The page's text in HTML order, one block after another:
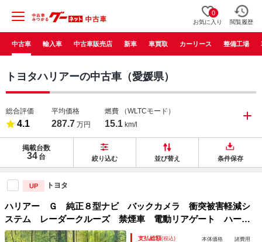
0
お気に入り 閲覧履歴
中古車 輸入車 中古車販売店 新車 車買取 カーリース 整備工場
トヨタハリアーの中古車（愛媛県）
総合評価
4.1
平均価格
287.7 万円
燃費 （WLTCモード）
15.1 km/l
掲載台数
34 台 絞り込む 並び替え 条件保存
UP トヨタ
ハリアー Ｇ 純正８型ナビ バックカメラ 衝突被害軽減シ
ステム レーダークルーズ 禁煙車 電動リアゲート ハーフ
レザーシート パワーシート ドラレコ コーナーセンサー
支払総額(税込) 本体価格 諸費用